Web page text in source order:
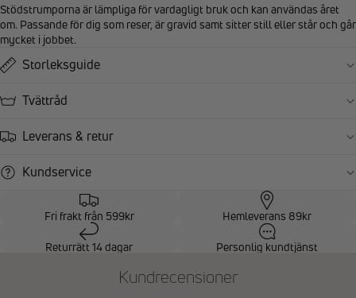
Stödstrumporna är lämpliga för vardagligt bruk och kan användas året
om. Passande för dig som reser, är gravid samt sitter still eller står och går
mycket i jobbet.
Storleksguide
Tvättråd
Leverans & retur
Kundservice
Fri frakt från 599kr Hemleverans 89kr
Returrätt 14 dagar Personlig kundtjänst
Kundrecensioner